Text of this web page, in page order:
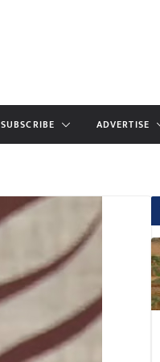
SUBSCRIBE ADVERTISE